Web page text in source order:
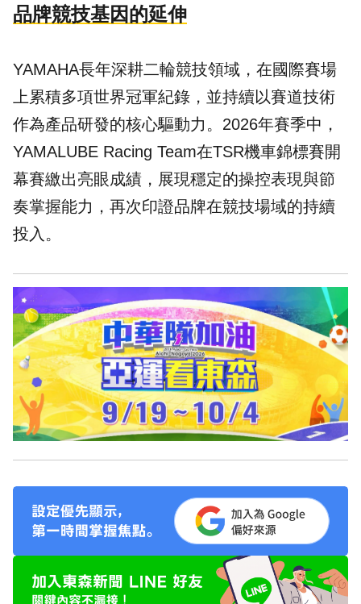
品牌競技基因的延伸
YAMAHA長年深耕二輪競技領域，在國際賽場
上累積多項世界冠軍紀錄，並持續以賽道技術
作為產品研發的核心驅動力。2026年賽季中，
YAMALUBE Racing Team在TSR機車錦標賽開
幕賽繳出亮眼成績，展現穩定的操控表現與節
奏掌握能力，再次印證品牌在競技場域的持續
投入。